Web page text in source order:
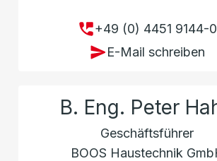
+49 (0) 4451 9144-0
E-Mail schreiben
B. Eng. Peter
Geschäftsführer
BOOS Haustechnik